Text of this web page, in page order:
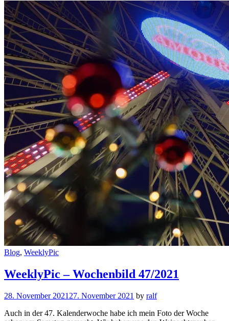
Cat
Blog, WeeklyPic
WeeklyPic – Wochenbild 47/2021
28. November 2021 27. November 2021 by ralf
Auch in der 47. Kalenderwoche habe ich mein Foto der Woche